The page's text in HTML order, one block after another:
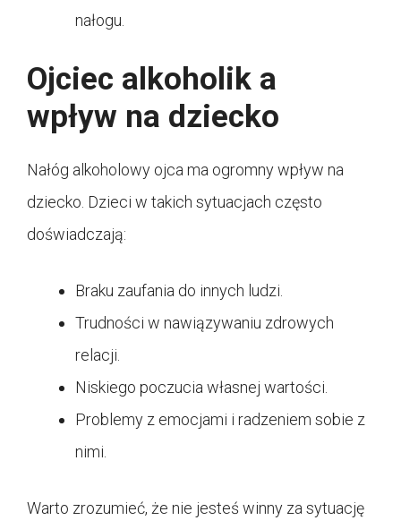
nałogu.
Ojciec alkoholik a
wpływ na dziecko
Nałóg alkoholowy ojca ma ogromny wpływ na
dziecko. Dzieci w takich sytuacjach często
doświadczają:
Braku zaufania do innych ludzi.
Trudności w nawiązywaniu zdrowych
relacji.
Niskiego poczucia własnej wartości.
Problemy z emocjami i radzeniem sobie z
nimi.
Warto zrozumieć, że nie jesteś winny za sytuację